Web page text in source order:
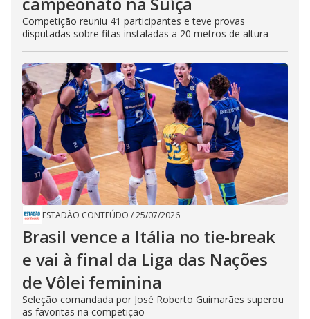
Competição reuniu 41 participantes e teve provas
disputadas sobre fitas instaladas a 20 metros de altura
ESTADÃO CONTEÚDO /25/07/2026
Brasil vence a Itália no tie-break
e vai à final da Liga das Nações
de Vôlei feminina
Seleção comandada por José Roberto Guimarães superou
as favoritas na competição